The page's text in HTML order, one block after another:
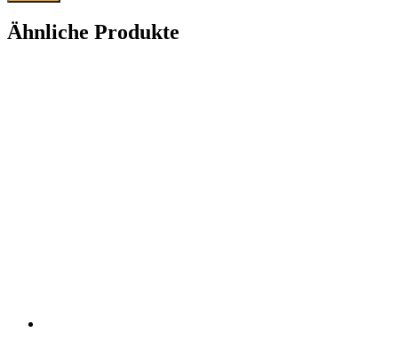
Ähnliche Produkte